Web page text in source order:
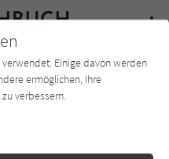
Charts Newsletter
Einige davon werden
ermöglichen, Ihre
verbessern.